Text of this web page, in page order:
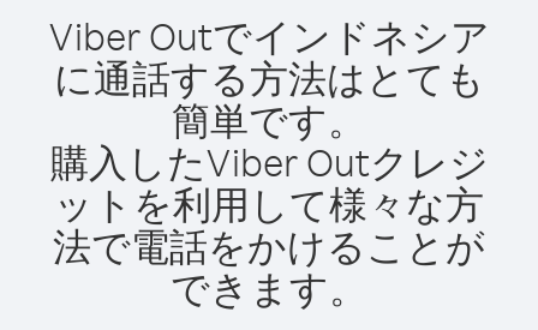
Viber Outでインドネシア
に通話する方法はとても
簡単です。
購入したViber Outクレジ
ットを利用して様々な方
法で電話をかけることが
できます。